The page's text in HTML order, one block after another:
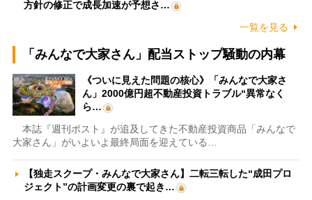
方針の修正で成長加速が予想さ…
一覧を見る
「みんなで大家さん」配当ストップ騒動の内幕
《ついに見えた問題の核心》「みんなで大家さ
ん」2000億円超不動産投資トラブル“異常なく
ら…
本誌『週刊ポスト』が追及してきた不動産投資商品「みんなで
大家さん」がいよいよ最終局面を迎えている…
【独走スクープ・みんなで大家さん】二転三転した“成田プロ
ジェクト”の計画変更の裏で起き…